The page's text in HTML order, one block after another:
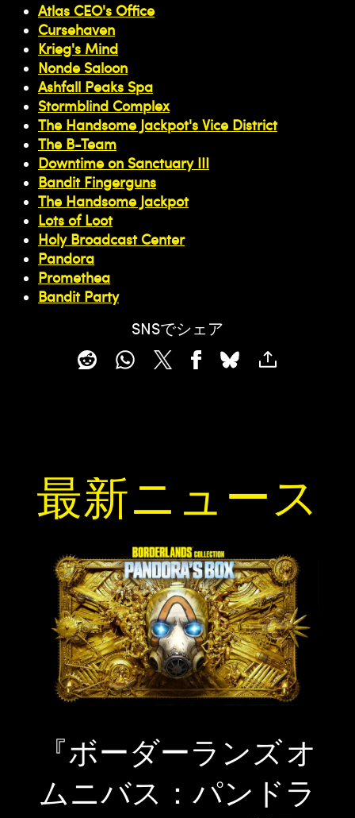
Atlas CEO's Office
Cursehaven
Krieg's Mind
Nonde Saloon
Ashfall Peaks Spa
Stormblind Complex
The Handsome Jackpot's Vice District
The B-Team
Downtime on Sanctuary III
Bandit Fingerguns
The Handsome Jackpot
Lots of Loot
Holy Broadcast Center
Pandora
Promethea
Bandit Party
SNSでシェア
最新ニュース
『ボーダーランズ オ
ムニバス：パンドラ